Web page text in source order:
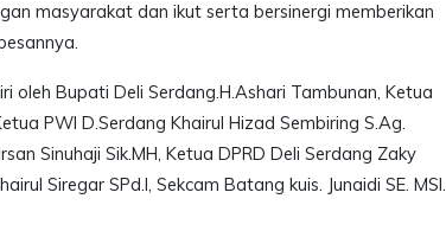
masyarakat dan ikut serta bersinergi memberikan
oleh Bupati Deli Serdang.H.Ashari Tambunan, Ketua
PWI D.Serdang Khairul Hizad Sembiring S.Ag.
Sinuhaji Sik.MH, Ketua DPRD Deli Serdang Zaky
Siregar SPd.I, Sekcam Batang kuis. Junaidi SE. MSI.